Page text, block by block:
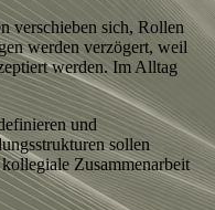
verschieben sich, Rollen
werden verzögert, weil
werden. Im Alltag
und
sollen
Zusammenarbeit